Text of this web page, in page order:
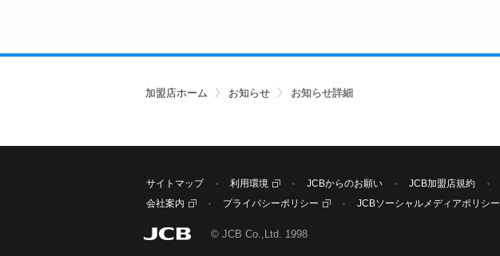
加盟店ホーム お知らせ お知らせ詳細
サイトマップ 利用環境 JCBからのお願い
JCB加盟店規約
会社案内
プライバシーポリシー JCBソーシャルメディアポリシー
© JCB Co.,Ltd. 1998